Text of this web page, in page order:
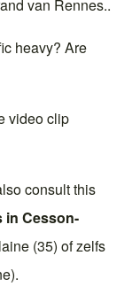
van Rennes..
heavy? Are
video clip
consult this
in Cesson-
(35) of zelfs
).